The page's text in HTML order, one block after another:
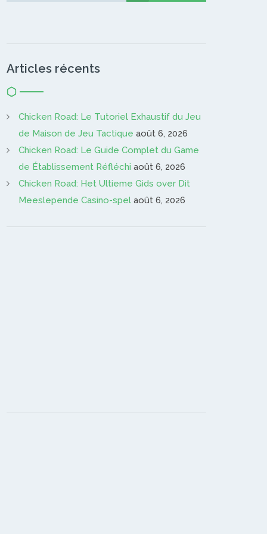
Articles récents
Chicken Road: Le Tutoriel Exhaustif du Jeu
de Maison de Jeu Tactique août 6, 2026
Chicken Road: Le Guide Complet du Game
de Établissement Réfléchi août 6, 2026
Chicken Road: Het Ultieme Gids over Dit
Meeslepende Casino-spel août 6, 2026